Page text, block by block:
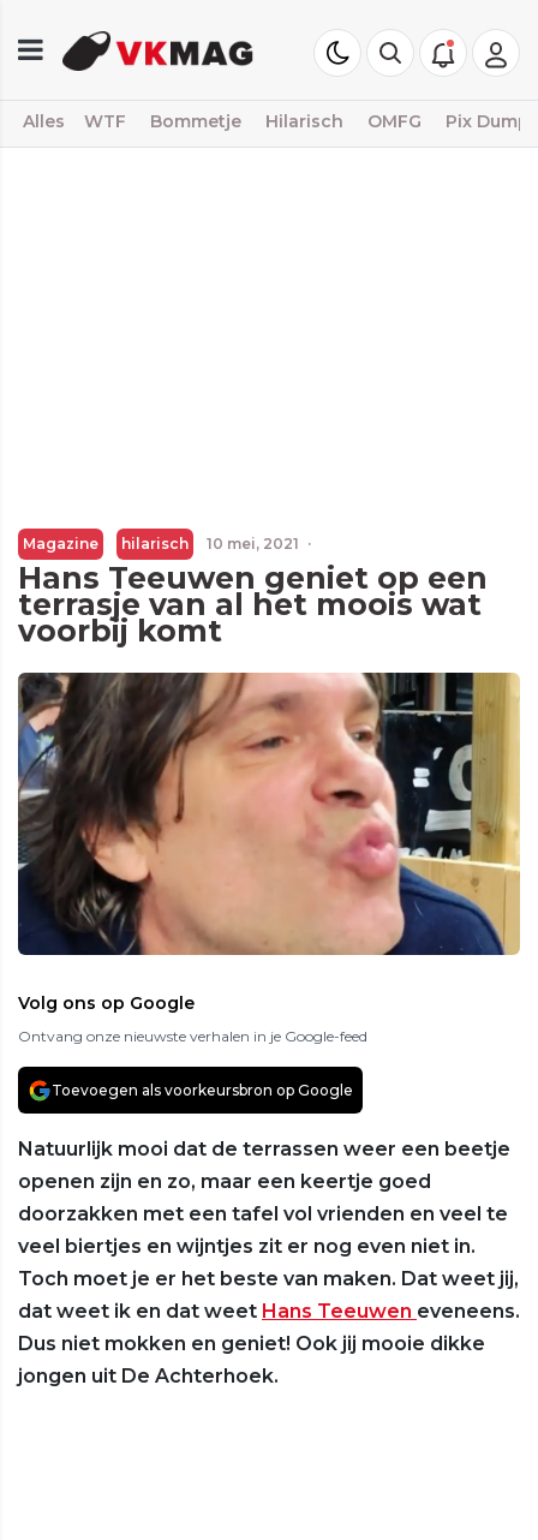
Alles WTF Bommetje Hilarisch OMFG Pix Dump
Magazine hilarisch 10 mei, 2021 ·
Hans Teeuwen geniet op een
terrasje van al het moois wat
voorbij komt
Volg ons op Google
Ontvang onze nieuwste verhalen in je Google-feed
Toevoegen als voorkeursbron op Google
Natuurlijk mooi dat de terrassen weer een beetje
openen zijn en zo, maar een keertje goed
doorzakken met een tafel vol vrienden en veel te
veel biertjes en wijntjes zit er nog even niet in.
Toch moet je er het beste van maken. Dat weet jij,
dat weet ik en dat weet Hans Teeuwen eveneens.
Dus niet mokken en geniet! Ook jij mooie dikke
jongen uit De Achterhoek.